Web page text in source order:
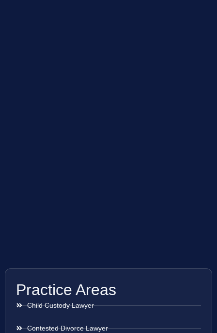
Practice Areas
Child Custody Lawyer
Contested Divorce Lawyer